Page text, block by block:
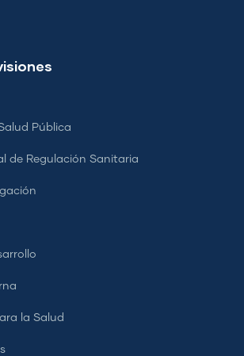
Pública
de Regulación Sanitaria
la Salud